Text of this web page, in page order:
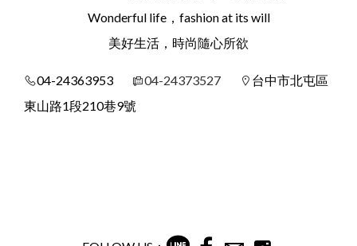
Wonderful life，fashion at its will
美好生活，時尚隨心所欲
04-24363953 04-24373527
台中市北屯區
東山路1段210巷9號